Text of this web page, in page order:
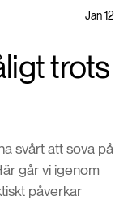
Jan 12
trots
svårt att sova på
går vi igenom
påverkar